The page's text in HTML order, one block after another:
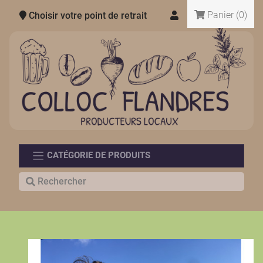
Choisir votre point de retrait Panier (0)
CATÉGORIE DE PRODUITS